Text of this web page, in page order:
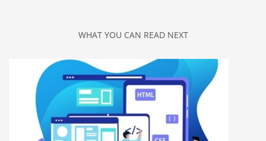
WHAT YOU CAN READ NEXT